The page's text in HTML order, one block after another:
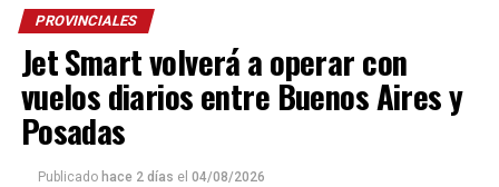
PROVINCIALES
Jet Smart volverá a operar con
vuelos diarios entre Buenos Aires y
Posadas
Publicado hace 2 días el 04/08/2026